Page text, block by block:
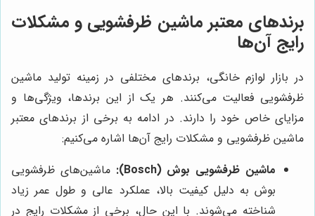
برندهای معتبر ماشین ظرفشویی و مشکلات
رایج آن‌ها
در بازار لوازم خانگی، برندهای مختلفی در زمینه تولید ماشین
ظرفشویی فعالیت می‌کنند. هر یک از این برندها، ویژگی‌ها و
مزایای خاص خود را دارند. در ادامه به برخی از برندهای معتبر
ماشین ظرفشویی و مشکلات رایج آن‌ها اشاره می‌کنیم:
ماشین ظرفشویی بوش (Bosch):
ماشین‌های ظرفشویی
بوش به دلیل کیفیت بالا، عملکرد عالی و طول عمر زیاد
شناخته می‌شوند. با این حال، برخی از مشکلات رایج در